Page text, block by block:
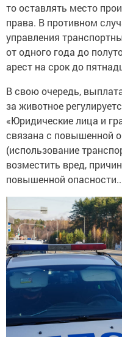
то оставлять место
права. В противном
управления
от одного года до
арест на срок до
В свою очередь,
за животное
«Юридические лица и
связана с повышенной
(использование
возместить вред,
повышенной